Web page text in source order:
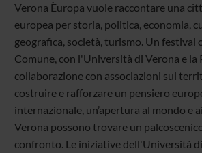
Verona Èuropa vuole raccontare una
europea per storia, politica, economia,
geografica, società, turismo. Un festival
Comune, con l'Università di Verona e la
collaborazione con associazioni sul
costruire e rafforzare un pensiero
internazionale, un’apertura al mondo e
Verona possono trovare un
confronto. Le iniziative dell'Università